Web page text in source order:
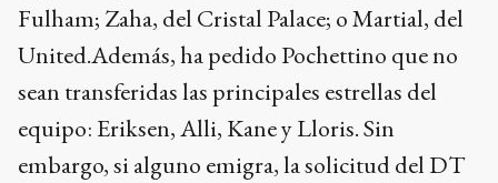
Fulham; Zaha, del Cristal Palace; o Martial, del
United.Además, ha pedido Pochettino que no
sean transferidas las principales estrellas del
equipo: Eriksen, Alli, Kane y Lloris. Sin
embargo, si alguno emigra, la solicitud del DT